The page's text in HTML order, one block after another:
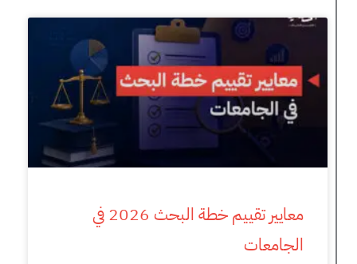
معايير تقييم خطة البحث 2026 في
الجامعات